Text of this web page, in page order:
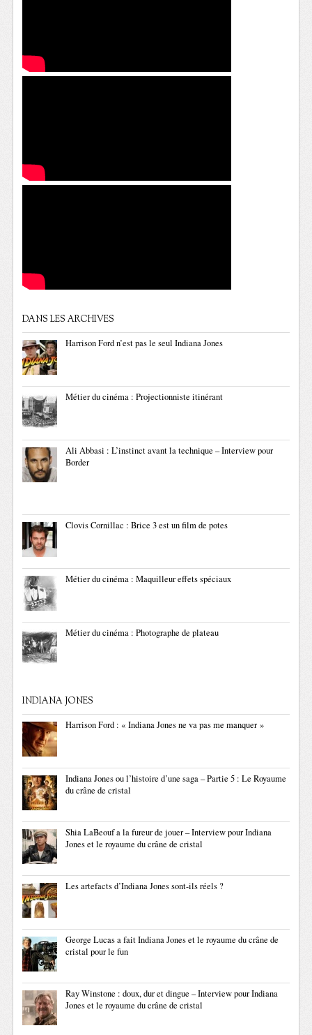
DANS LES ARCHIVES
Harrison Ford n’est pas le seul Indiana Jones
Métier du cinéma : Projectionniste itinérant
Ali Abbasi : L’instinct avant la technique – Interview pour
Border
Clovis Cornillac : Brice 3 est un film de potes
Métier du cinéma : Maquilleur effets spéciaux
Métier du cinéma : Photographe de plateau
INDIANA JONES
Harrison Ford : « Indiana Jones ne va pas me manquer »
Indiana Jones ou l’histoire d’une saga – Partie 5 : Le Royaume
du crâne de cristal
Shia LaBeouf a la fureur de jouer – Interview pour Indiana
Jones et le royaume du crâne de cristal
Les artefacts d’Indiana Jones sont-ils réels ?
George Lucas a fait Indiana Jones et le royaume du crâne de
cristal pour le fun
Ray Winstone : doux, dur et dingue – Interview pour Indiana
Jones et le royaume du crâne de cristal